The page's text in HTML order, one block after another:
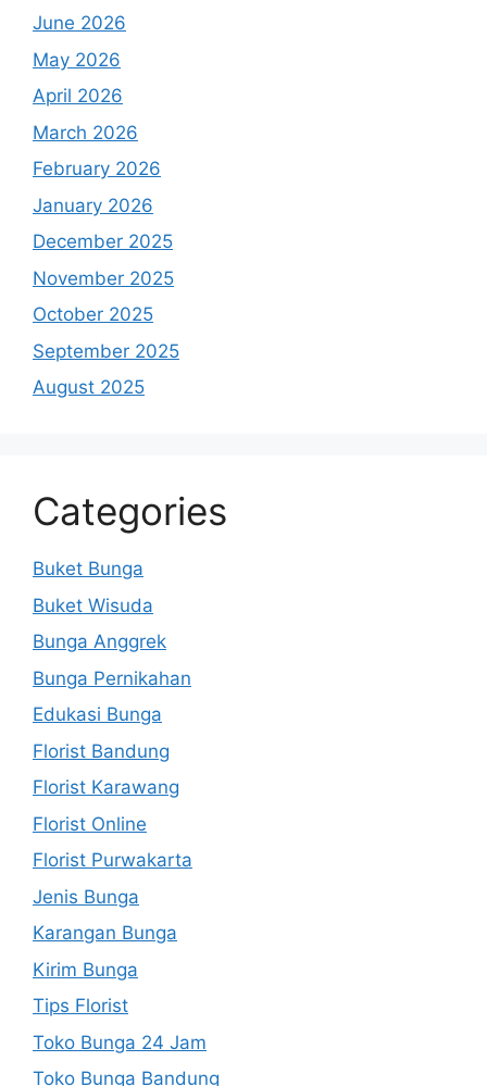
June 2026
May 2026
April 2026
March 2026
February 2026
January 2026
December 2025
November 2025
October 2025
September 2025
August 2025
Categories
Buket Bunga
Buket Wisuda
Bunga Anggrek
Bunga Pernikahan
Edukasi Bunga
Florist Bandung
Florist Karawang
Florist Online
Florist Purwakarta
Jenis Bunga
Karangan Bunga
Kirim Bunga
Tips Florist
Toko Bunga 24 Jam
Toko Bunga Bandung